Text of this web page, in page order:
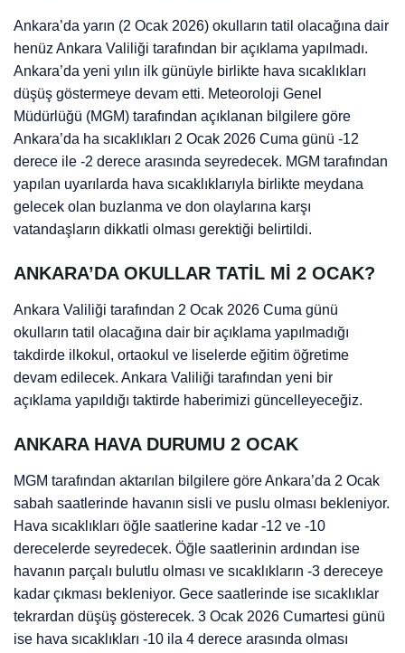
Ankara’da yarın (2 Ocak 2026) okulların tatil olacağına dair
henüz Ankara Valiliği tarafından bir açıklama yapılmadı.
Ankara’da yeni yılın ilk günüyle birlikte hava sıcaklıkları
düşüş göstermeye devam etti. Meteoroloji Genel
Müdürlüğü (MGM) tarafından açıklanan bilgilere göre
Ankara’da ha sıcaklıkları 2 Ocak 2026 Cuma günü -12
derece ile -2 derece arasında seyredecek. MGM tarafından
yapılan uyarılarda hava sıcaklıklarıyla birlikte meydana
gelecek olan buzlanma ve don olaylarına karşı
vatandaşların dikkatli olması gerektiği belirtildi.
ANKARA’DA OKULLAR TATİL Mİ 2 OCAK?
Ankara Valiliği tarafından 2 Ocak 2026 Cuma günü
okulların tatil olacağına dair bir açıklama yapılmadığı
takdirde ilkokul, ortaokul ve liselerde eğitim öğretime
devam edilecek. Ankara Valiliği tarafından yeni bir
açıklama yapıldığı taktirde haberimizi güncelleyeceğiz.
ANKARA HAVA DURUMU 2 OCAK
MGM tarafından aktarılan bilgilere göre Ankara’da 2 Ocak
sabah saatlerinde havanın sisli ve puslu olması bekleniyor.
Hava sıcaklıkları öğle saatlerine kadar -12 ve -10
derecelerde seyredecek. Öğle saatlerinin ardından ise
havanın parçalı bulutlu olması ve sıcaklıkların -3 dereceye
kadar çıkması bekleniyor. Gece saatlerinde ise sıcaklıklar
tekrardan düşüş gösterecek. 3 Ocak 2026 Cumartesi günü
ise hava sıcaklıkları -10 ila 4 derece arasında olması